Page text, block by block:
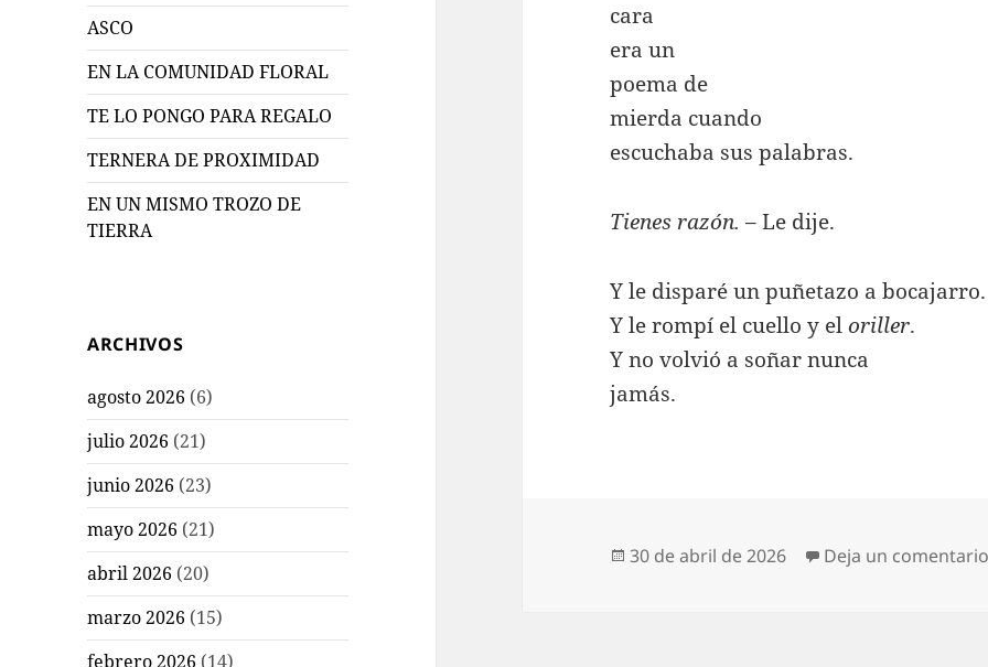
ASCO
EN LA COMUNIDAD FLORAL
TE LO PONGO PARA REGALO
TERNERA DE PROXIMIDAD
EN UN MISMO TROZO DE
TIERRA
ARCHIVOS
agosto 2026 (6)
julio 2026 (21)
junio 2026 (23)
mayo 2026 (21)
abril 2026 (20)
marzo 2026 (15)
febrero 2026 (14)
cara
era un
poema de
mierda cuando
escuchaba sus palabras.
Tienes razón. – Le dije.
Y le disparé un puñetazo a bocajarro.
Y le rompí el cuello y eloriller.
Y no volvió a soñar nunca
jamás.
Publicado
30 de abril de 2026 Deja un comentario